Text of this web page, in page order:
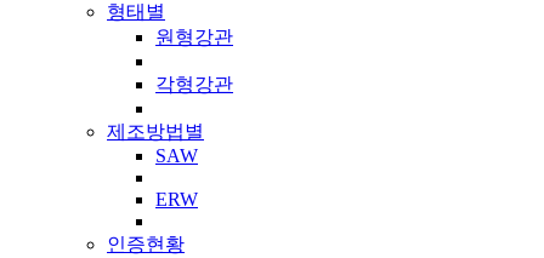
형태별
원형강관
각형강관
제조방법별
SAW
ERW
인증현황